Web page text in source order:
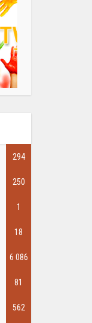
294
250
1
18
6 086
81
562